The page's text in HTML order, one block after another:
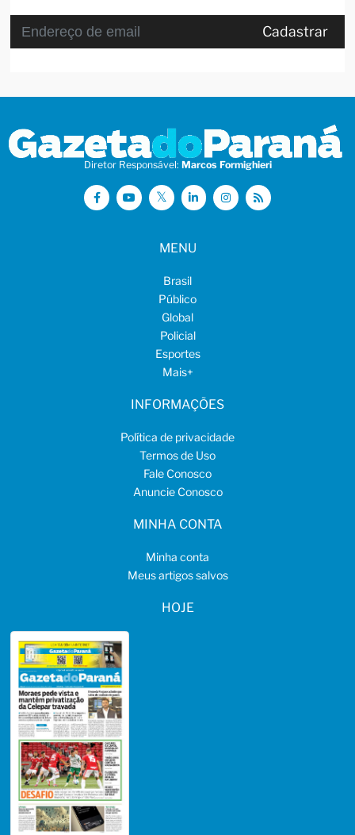
Cadastrar
Diretor Responsável: Marcos Formighieri
MENU
Brasil
Público
Global
Policial
Esportes
Mais+
INFORMAÇÕES
Política de privacidade
Termos de Uso
Fale Conosco
Anuncie Conosco
MINHA CONTA
Minha conta
Meus artigos salvos
HOJE